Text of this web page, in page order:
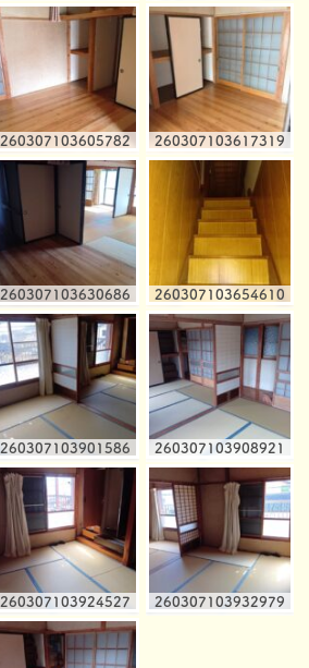
260307103605782 260307103617319
260307103630686 260307103654610
260307103901586 260307103908921
260307103924527 260307103932979